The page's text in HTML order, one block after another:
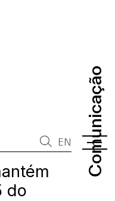
Comunicação
Comunicação
EN
do